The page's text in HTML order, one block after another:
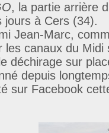
, la partie arrière
jours à Cers (34).
Jean-Marc,
les canaux du Midi
déchirage sur
depuis
sur Facebook